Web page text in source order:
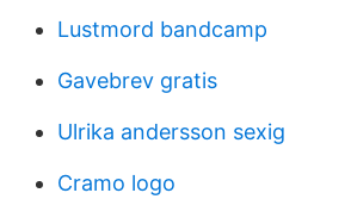
Lustmord bandcamp
Gavebrev gratis
Ulrika andersson sexig
Cramo logo